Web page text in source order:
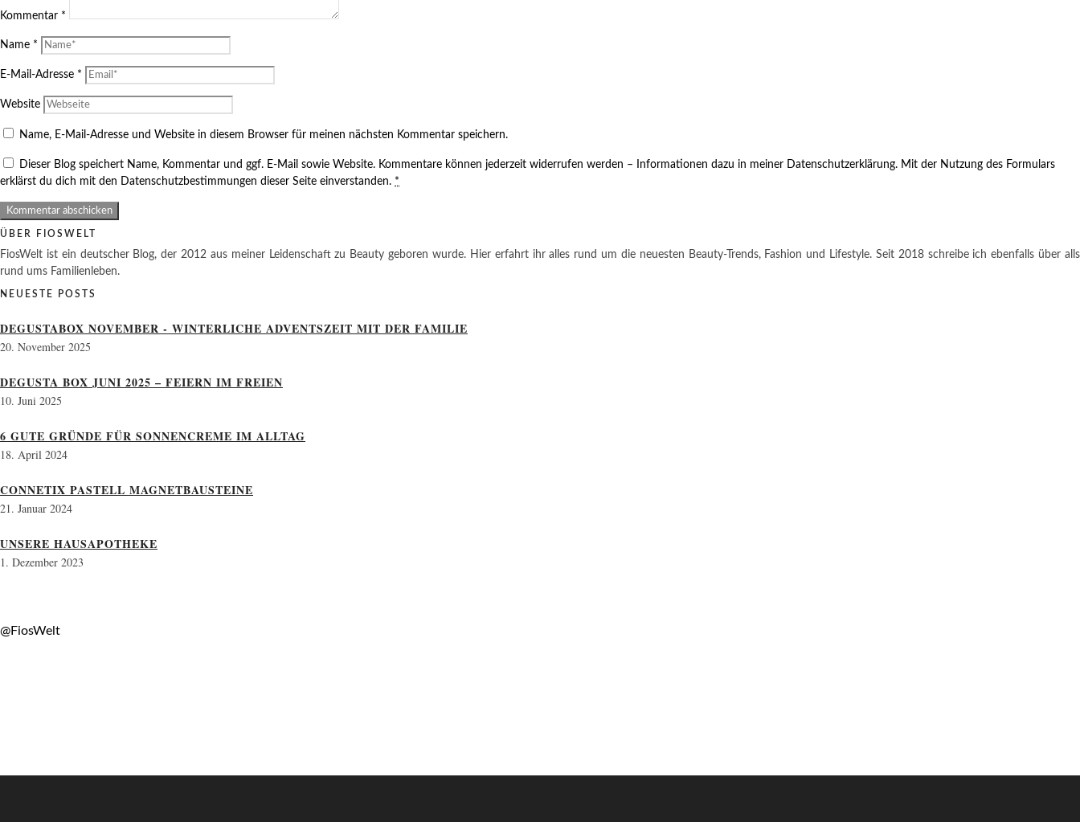
Kommentar *
Name *
E-Mail-Adresse *
Website
Name, E-Mail-Adresse und Website in diesem Browser für meinen nächsten Kommentar speichern.
Dieser Blog speichert Name, Kommentar und ggf. E-Mail sowie Website. Kommentare können jederzeit widerrufen werden – Informationen dazu in meiner Datenschutzerklärung. Mit der Nutzung des Formulars
erklärst du dich mit den Datenschutzbestimmungen dieser Seite einverstanden. *
ÜBER FIOSWELT
FiosWelt ist ein deutscher Blog, der 2012 aus meiner Leidenschaft zu Beauty geboren wurde. Hier erfahrt ihr alles rund um die neuesten Beauty-Trends, Fashion und Lifestyle. Seit 2018 schreibe ich ebenfalls über alls
rund ums Familienleben.
NEUESTE POSTS
DEGUSTABOX NOVEMBER - WINTERLICHE ADVENTSZEIT MIT DER FAMILIE
20. November 2025
DEGUSTA BOX JUNI 2025 – FEIERN IM FREIEN
10. Juni 2025
6 GUTE GRÜNDE FÜR SONNENCREME IM ALLTAG
18. April 2024
CONNETIX PASTELL MAGNETBAUSTEINE
21. Januar 2024
UNSERE HAUSAPOTHEKE
1. Dezember 2023
@FiosWelt